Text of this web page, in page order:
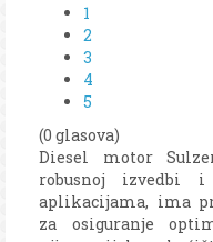
1
2
3
4
5
(0 glasova)
Diesel motor
robusnoj izvedbi i
aplikacijama, ima
za osiguranje